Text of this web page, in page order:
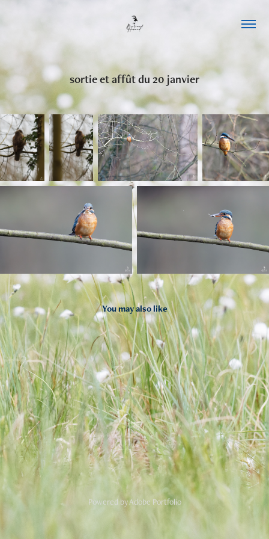
sortie et affût du 20 janvier
You may also like
2025
Coup de froid
Powered byAdobe Portfolio